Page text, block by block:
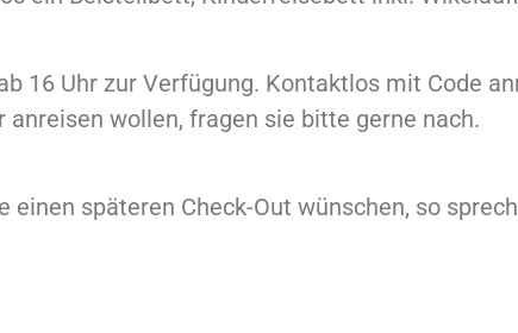
16 Uhr zur Verfügung. Kontaktlos mit Code
wollen, fragen sie bitte gerne nach.
einen späteren Check-Out wünschen, so